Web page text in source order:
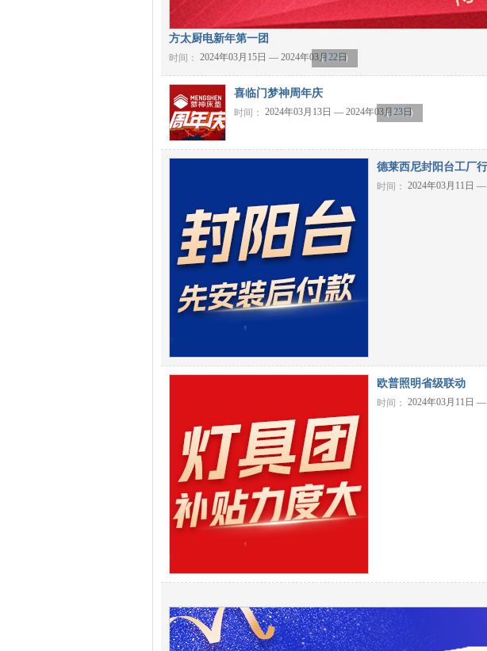
方太厨电新年第一团
时间： 2024年03月15日 — 2024年03月22日
（家装）
喜临门梦神周年庆
时间： 2024年03月13日 — 2024年03月23日
（家装）
德莱西尼封阳台工厂行
时间： 2024年03月11日
欧普照明省级联动
时间： 2024年03月11日